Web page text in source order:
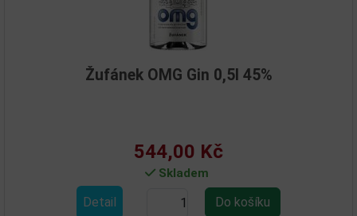
Žufánek OMG Gin 0,5l 45%
544,00 Kč
Skladem